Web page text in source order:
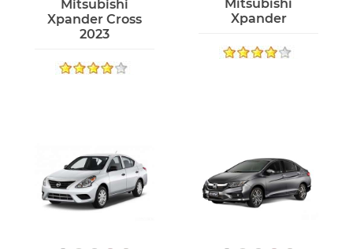
Mitsubishi
Xpander Cross
2023
Mitsubishi
Xpander